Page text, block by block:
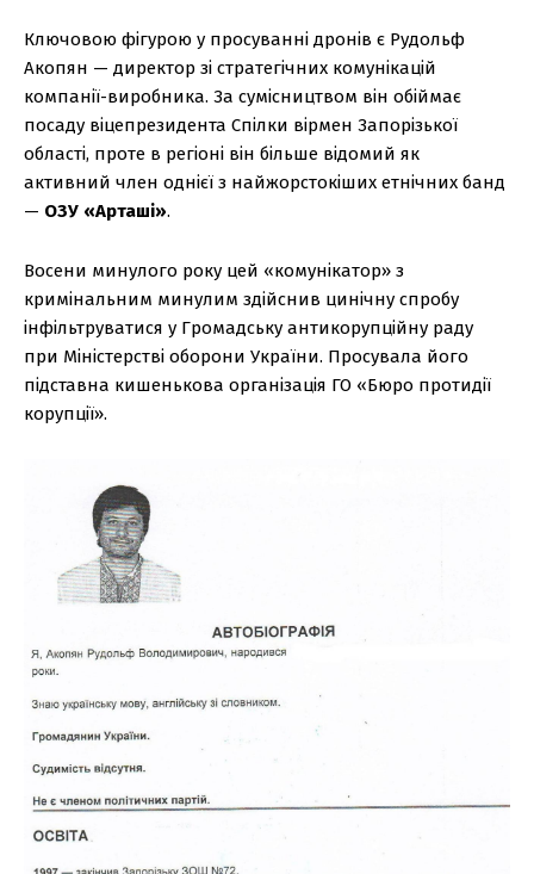
Ключовою фігурою у просуванні дронів є Рудольф
Акопян — директор зі стратегічних комунікацій
компанії-виробника. За сумісництвом він обіймає
посаду віцепрезидента Спілки вірмен Запорізької
області, проте в регіоні він більше відомий як
активний член однієї з найжорстокіших етнічних банд
— ОЗУ «Арташі».
Восени минулого року цей «комунікатор» з
кримінальним минулим здійснив цинічну спробу
інфільтруватися у Громадську антикорупційну раду
при Міністерстві оборони України. Просувала його
підставна кишенькова організація ГО «Бюро протидії
корупції».